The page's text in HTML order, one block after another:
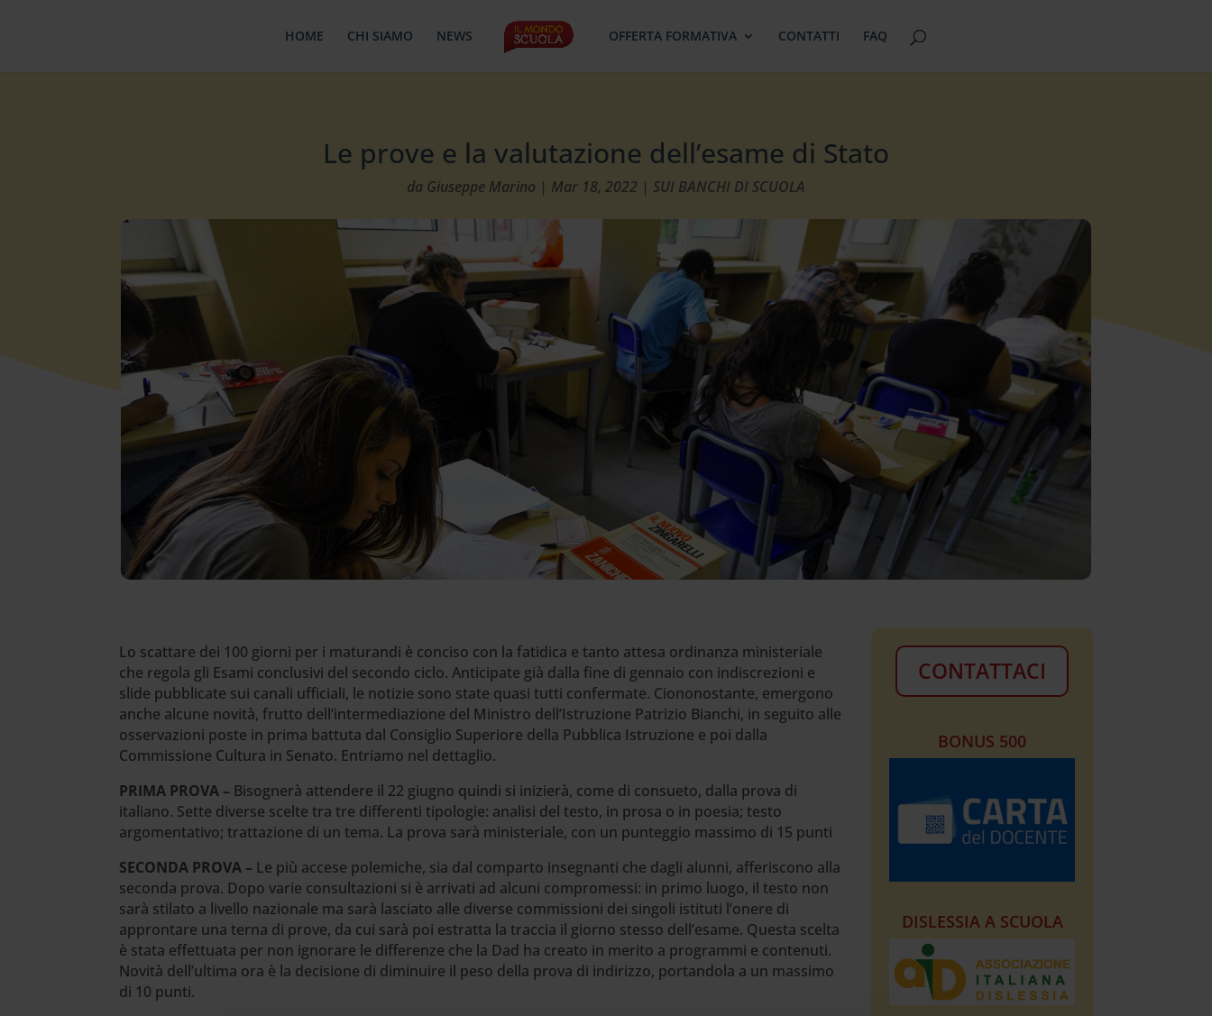
HOME CHI SIAMO NEWS OFFERTA FORMATIVA CONTATTI FAQ
Le prove e la valutazione dell’esame di Stato
da Giuseppe Marino | Mar 18, 2022 | SUI BANCHI DI SCUOLA
Lo scattare dei 100 giorni per i maturandi è conciso con la fatidica e tanto attesa ordinanza ministeriale
che regola gli Esami conclusivi del secondo ciclo. Anticipate già dalla fine di gennaio con indiscrezioni e
slide pubblicate sui canali ufficiali, le notizie sono state quasi tutti confermate. Ciononostante, emergono
anche alcune novità, frutto dell’intermediazione del Ministro dell’Istruzione Patrizio Bianchi, in seguito alle
osservazioni poste in prima battuta dal Consiglio Superiore della Pubblica Istruzione e poi dalla
Commissione Cultura in Senato. Entriamo nel dettaglio.
PRIMA PROVA – Bisognerà attendere il 22 giugno quindi si inizierà, come di consueto, dalla prova di
italiano. Sette diverse scelte tra tre differenti tipologie: analisi del testo, in prosa o in poesia; testo
argomentativo; trattazione di un tema. La prova sarà ministeriale, con un punteggio massimo di 15 punti
SECONDA PROVA – Le più accese polemiche, sia dal comparto insegnanti che dagli alunni, afferiscono alla
seconda prova. Dopo varie consultazioni si è arrivati ad alcuni compromessi: in primo luogo, il testo non
sarà stilato a livello nazionale ma sarà lasciato alle diverse commissioni dei singoli istituti l’onere di
approntare una terna di prove, da cui sarà poi estratta la traccia il giorno stesso dell’esame. Questa scelta
è stata effettuata per non ignorare le differenze che la Dad ha creato in merito a programmi e contenuti.
Novità dell’ultima ora è la decisione di diminuire il peso della prova di indirizzo, portandola a un massimo
di 10 punti.
CONTATTACI
BONUS 500
DISLESSIA A SCUOLA